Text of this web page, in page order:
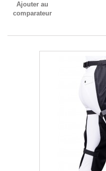
Ajouter au
comparateur